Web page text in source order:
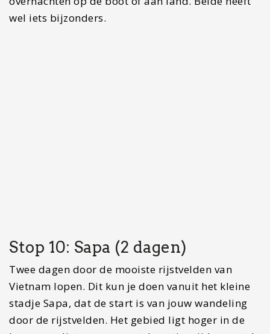
door de rijstvelden. Het gebied ligt hoger in de
bergen en ligt op een aantal uurtjes rijden met de
het namelijk 95% van het jaar.